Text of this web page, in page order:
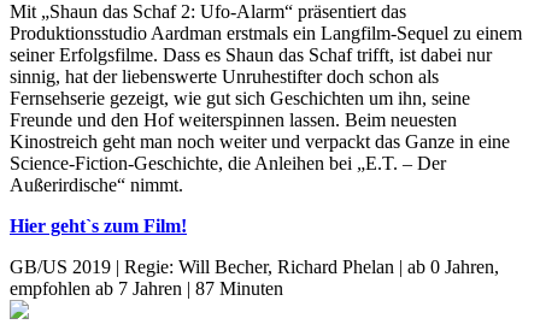
Mit „Shaun das Schaf 2: Ufo-Alarm“ präsentiert das
Produktionsstudio Aardman erstmals ein Langfilm-Sequel zu einem
seiner Erfolgsfilme. Dass es Shaun das Schaf trifft, ist dabei nur
sinnig, hat der liebenswerte Unruhestifter doch schon als
Fernsehserie gezeigt, wie gut sich Geschichten um ihn, seine
Freunde und den Hof weiterspinnen lassen. Beim neuesten
Kinostreich geht man noch weiter und verpackt das Ganze in eine
Science-Fiction-Geschichte, die Anleihen bei „E.T. – Der
Außerirdische“ nimmt.
Hier geht`s zum Film!
GB/US 2019 | Regie: Will Becher, Richard Phelan | ab 0 Jahren,
empfohlen ab 7 Jahren | 87 Minuten